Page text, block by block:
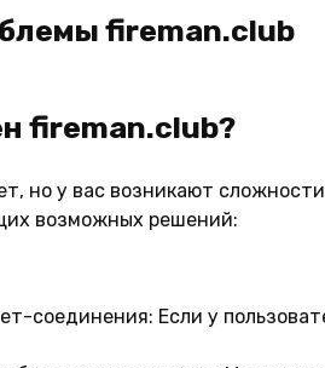
fireman.club
fireman.club?
но у вас возникают
возможных решений:
соединения: Если у